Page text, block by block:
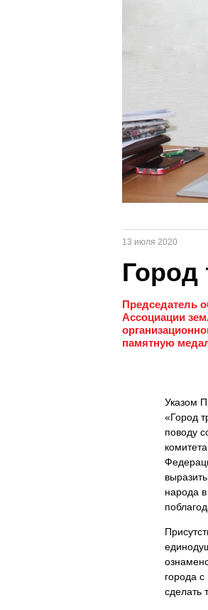
13 июля 2020
Город
Председатель
Ассоциации
памятную
Указом
«Город
поводу
народа
города
сделать